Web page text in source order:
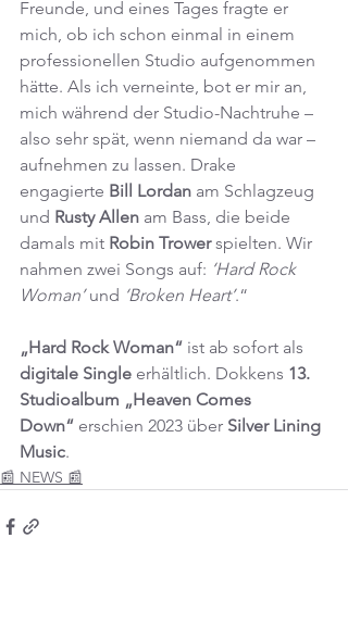
Freunde, und eines Tages fragte er
mich, ob ich schon einmal in einem
professionellen Studio aufgenommen
hätte. Als ich verneinte, bot er mir an,
mich während der Studio-Nachtruhe –
also sehr spät, wenn niemand da war –
aufnehmen zu lassen. Drake
engagierte Bill Lordan am Schlagzeug
und Rusty Allen am Bass, die beide
damals mit Robin Trower spielten. Wir
nahmen zwei Songs auf: ‘Hard Rock
Woman’ und ‘Broken Heart’.“
„Hard Rock Woman“ ist ab sofort als
digitale Single erhältlich. Dokkens 13.
Studioalbum „Heaven Comes
Down“ erschien 2023 über Silver Lining
Music.
📰 NEWS 📰